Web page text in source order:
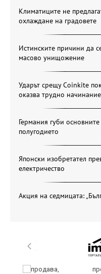
Климатиците не
охлаждане на градовете
Истинските причини да
масово унищожение
Ударът срещу Coinkite
оказва трудно начинание
Германия губи
полугодието
Японски изобретател
електричество
Акция на седмицата: